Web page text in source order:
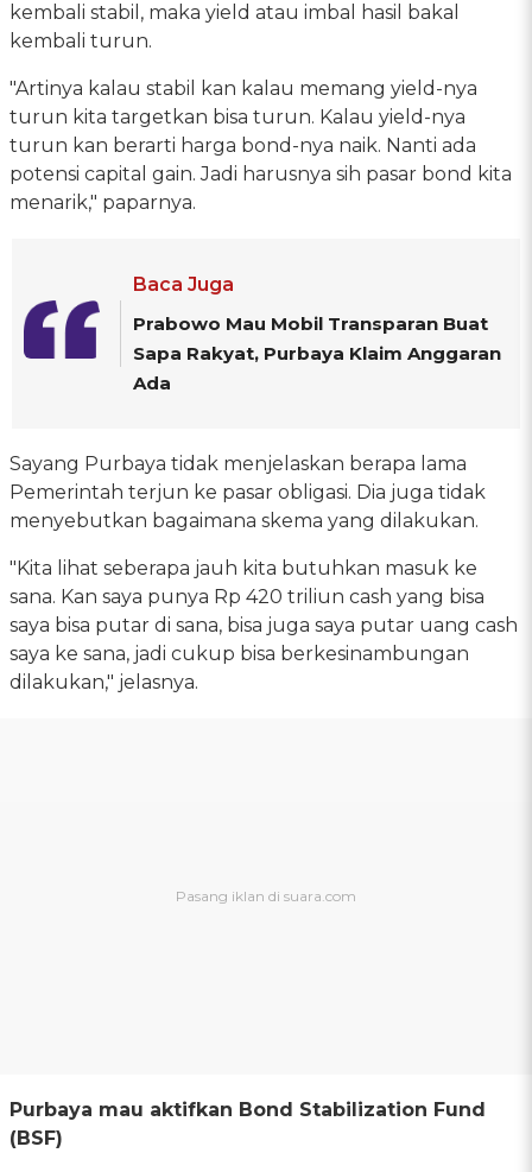
kembali stabil, maka yield atau imbal hasil bakal
kembali turun.
"Artinya kalau stabil kan kalau memang yield-nya
turun kita targetkan bisa turun. Kalau yield-nya
turun kan berarti harga bond-nya naik. Nanti ada
potensi capital gain. Jadi harusnya sih pasar bond kita
menarik," paparnya.
Baca Juga
Prabowo Mau Mobil Transparan Buat
Sapa Rakyat, Purbaya Klaim Anggaran
Ada
Sayang Purbaya tidak menjelaskan berapa lama
Pemerintah terjun ke pasar obligasi. Dia juga tidak
menyebutkan bagaimana skema yang dilakukan.
"Kita lihat seberapa jauh kita butuhkan masuk ke
sana. Kan saya punya Rp 420 triliun cash yang bisa
saya bisa putar di sana, bisa juga saya putar uang cash
saya ke sana, jadi cukup bisa berkesinambungan
dilakukan," jelasnya.
Purbaya mau aktifkan Bond Stabilization Fund
(BSF)